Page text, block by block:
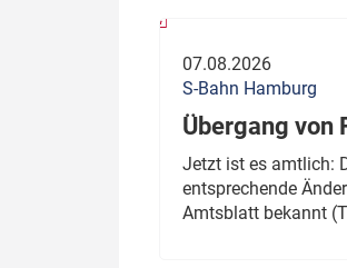
07.08.2026
S-Bahn Hamburg
Übergang von
Jetzt ist es amtlich:
entsprechende
Amtsblatt bekannt